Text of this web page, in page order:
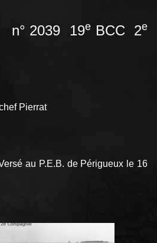
n° 2039 19eBCC 2e
Pierrat
au P.E.B. de Périgueux le 16